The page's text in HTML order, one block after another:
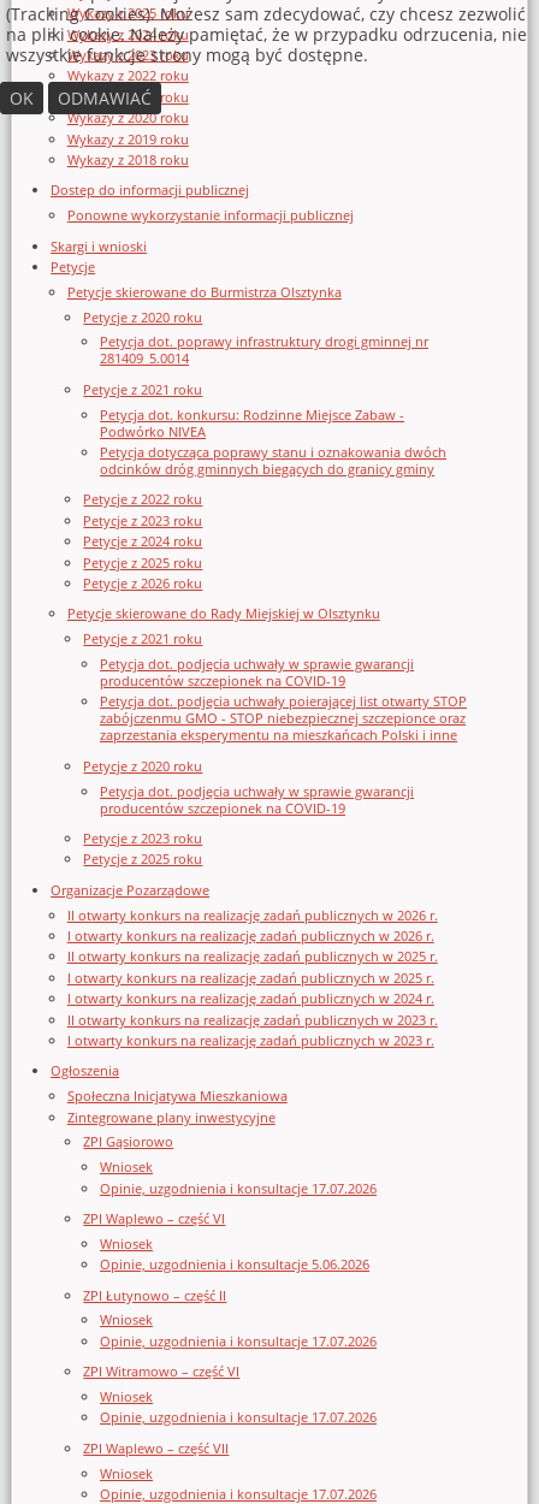
Wykazy z 2025 roku
Wykazy z 2024 roku
Wykazy z 2023 roku
Wykazy z 2022 roku
Wykazy z 2021 roku
Wykazy z 2020 roku
Wykazy z 2019 roku
Wykazy z 2018 roku
Dostęp do informacji publicznej
Ponowne wykorzystanie informacji publicznej
Skargi i wnioski
Petycje
Petycje skierowane do Burmistrza Olsztynka
Petycje z 2020 roku
Petycja dot. poprawy infrastruktury drogi gminnej nr
281409_5.0014
Petycje z 2021 roku
Petycja dot. konkursu: Rodzinne Miejsce Zabaw -
Podwórko NIVEA
Petycja dotycząca poprawy stanu i oznakowania dwóch
odcinków dróg gminnych biegących do granicy gminy
Petycje z 2022 roku
Petycje z 2023 roku
Petycje z 2024 roku
Petycje z 2025 roku
Petycje z 2026 roku
Petycje skierowane do Rady Miejskiej w Olsztynku
Petycje z 2021 roku
Petycja dot. podjęcia uchwały w sprawie gwarancji
producentów szczepionek na COVID-19
Petycja dot. podjęcia uchwały poierającej list otwarty STOP
zabójczenmu GMO - STOP niebezpiecznej szczepionce oraz
zaprzestania eksperymentu na mieszkańcach Polski i inne
Petycje z 2020 roku
Petycja dot. podjęcia uchwały w sprawie gwarancji
producentów szczepionek na COVID-19
Petycje z 2023 roku
Petycje z 2025 roku
Organizacje Pozarządowe
II otwarty konkurs na realizację zadań publicznych w 2026 r.
I otwarty konkurs na realizację zadań publicznych w 2026 r.
II otwarty konkurs na realizację zadań publicznych w 2025 r.
I otwarty konkurs na realizację zadań publicznych w 2025 r.
I otwarty konkurs na realizację zadań publicznych w 2024 r.
II otwarty konkurs na realizację zadań publicznych w 2023 r.
I otwarty konkurs na realizację zadań publicznych w 2023 r.
Ogłoszenia
Społeczna Inicjatywa Mieszkaniowa
Zintegrowane plany inwestycyjne
ZPI Gąsiorowo
Wniosek
Opinie, uzgodnienia i konsultacje 17.07.2026
ZPI Waplewo – część VI
Wniosek
Opinie, uzgodnienia i konsultacje 5.06.2026
ZPI Łutynowo – część II
Wniosek
Opinie, uzgodnienia i konsultacje 17.07.2026
ZPI Witramowo – część VI
Wniosek
Opinie, uzgodnienia i konsultacje 17.07.2026
ZPI Waplewo – część VII
Wniosek
Opinie, uzgodnienia i konsultacje 17.07.2026
(Tracking Cookies). Możesz sam zdecydować, czy chcesz zezwolić
na pliki cookie. Należy pamiętać, że w przypadku odrzucenia, nie
wszystkie funkcje strony mogą być dostępne.
OK
ODMAWIAĆ